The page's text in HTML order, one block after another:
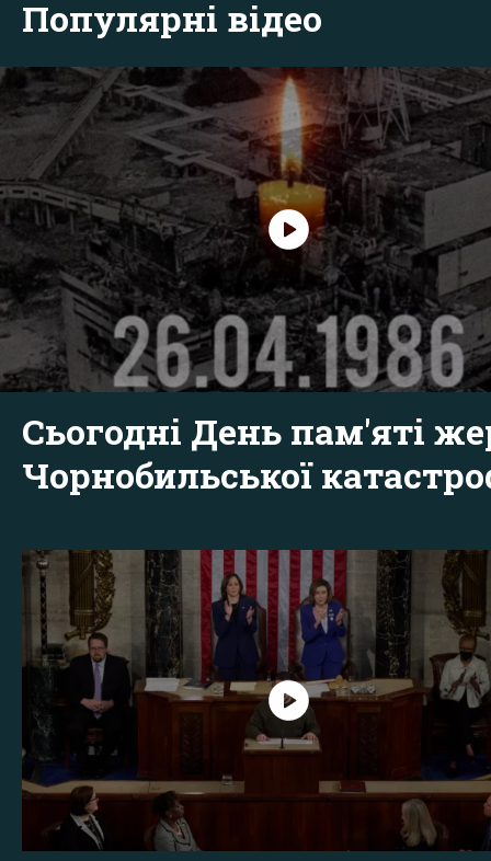
Популярні відео
Сьогодні День пам'яті
Чорнобильської